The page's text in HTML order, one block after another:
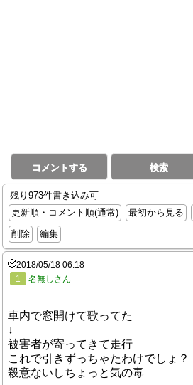
コメントする 検索
残り973件書き込み可
更新順・コメント順(通常)
最初から見る
削除
編集
2018/05/18 06:18
1
名無しさん
車内で窓開けて歌ってた
↓
被害者が寄ってきて走行
これで引きずっちゃたわけでしょ？
殺意ないしちょっと気の毒